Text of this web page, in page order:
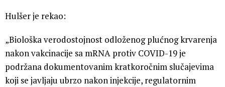
Hulšer je rekao:
„Biološka verodostojnost odloženog plućnog krvarenja
nakon vakcinacije sa mRNA protiv COVID-19 je
podržana dokumentovanim kratkoročnim slučajevima
koji se javljaju ubrzo nakon injekcije, regulatornim